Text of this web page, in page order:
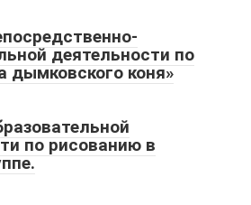
деятельности по
дымковского коня»
по рисованию в